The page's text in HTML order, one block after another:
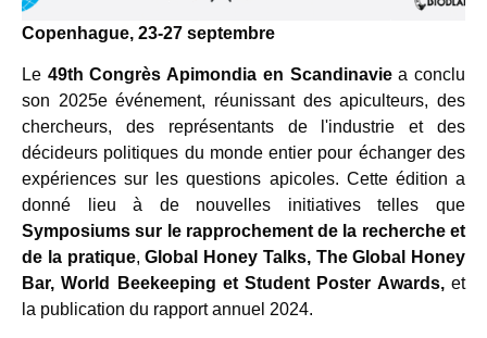
Copenhague, 23-27 septembre
Le 49th Congrès Apimondia en Scandinaviea conclu
son 2025e événement, réunissant des apiculteurs, des
chercheurs, des représentants de l'industrie et des
décideurs politiques du monde entier pour échanger des
expériences sur les questions apicoles. Cette édition a
donné lieu à de nouvelles initiatives telles que
Symposiums sur le rapprochement de la recherche et
de la pratique,Global Honey Talks, The Global Honey
Bar, World Beekeeping et Student Poster Awards, et
la publication du rapport annuel 2024.